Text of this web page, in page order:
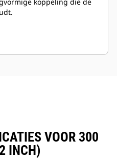
koppeling die de
VOOR 300
INCH)